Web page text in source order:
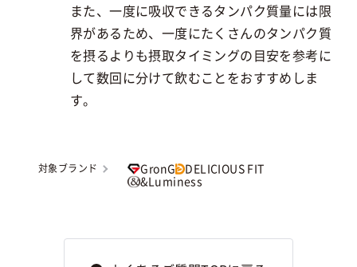
また、一度に吸収できるタンパク質量には限
界があるため、一度にたくさんのタンパク質
を摂るよりも摂取タイミングの目安を参考に
して数回に分けて飲むことをおすすめしま
す。
対象ブランド GronG
DELICIOUS FIT
&Luminess